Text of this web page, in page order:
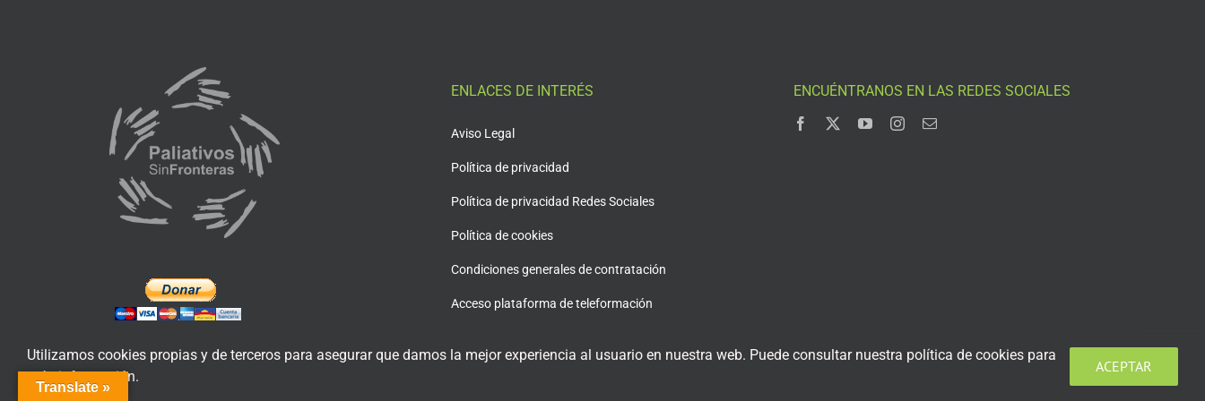
ENLACES DE INTERÉS
Aviso Legal
Política de privacidad
Política de privacidad Redes Sociales
Política de cookies
Condiciones generales de contratación
Acceso plataforma de teleformación
ENCUÉNTRANOS EN LAS REDES SOCIALES
Translate »
Utilizamos cookies propias y de terceros para asegurar que damos la mejor experiencia al usuario en nuestra web. Puede consultar nuestra política de cookies para
más información.
ACEPTAR